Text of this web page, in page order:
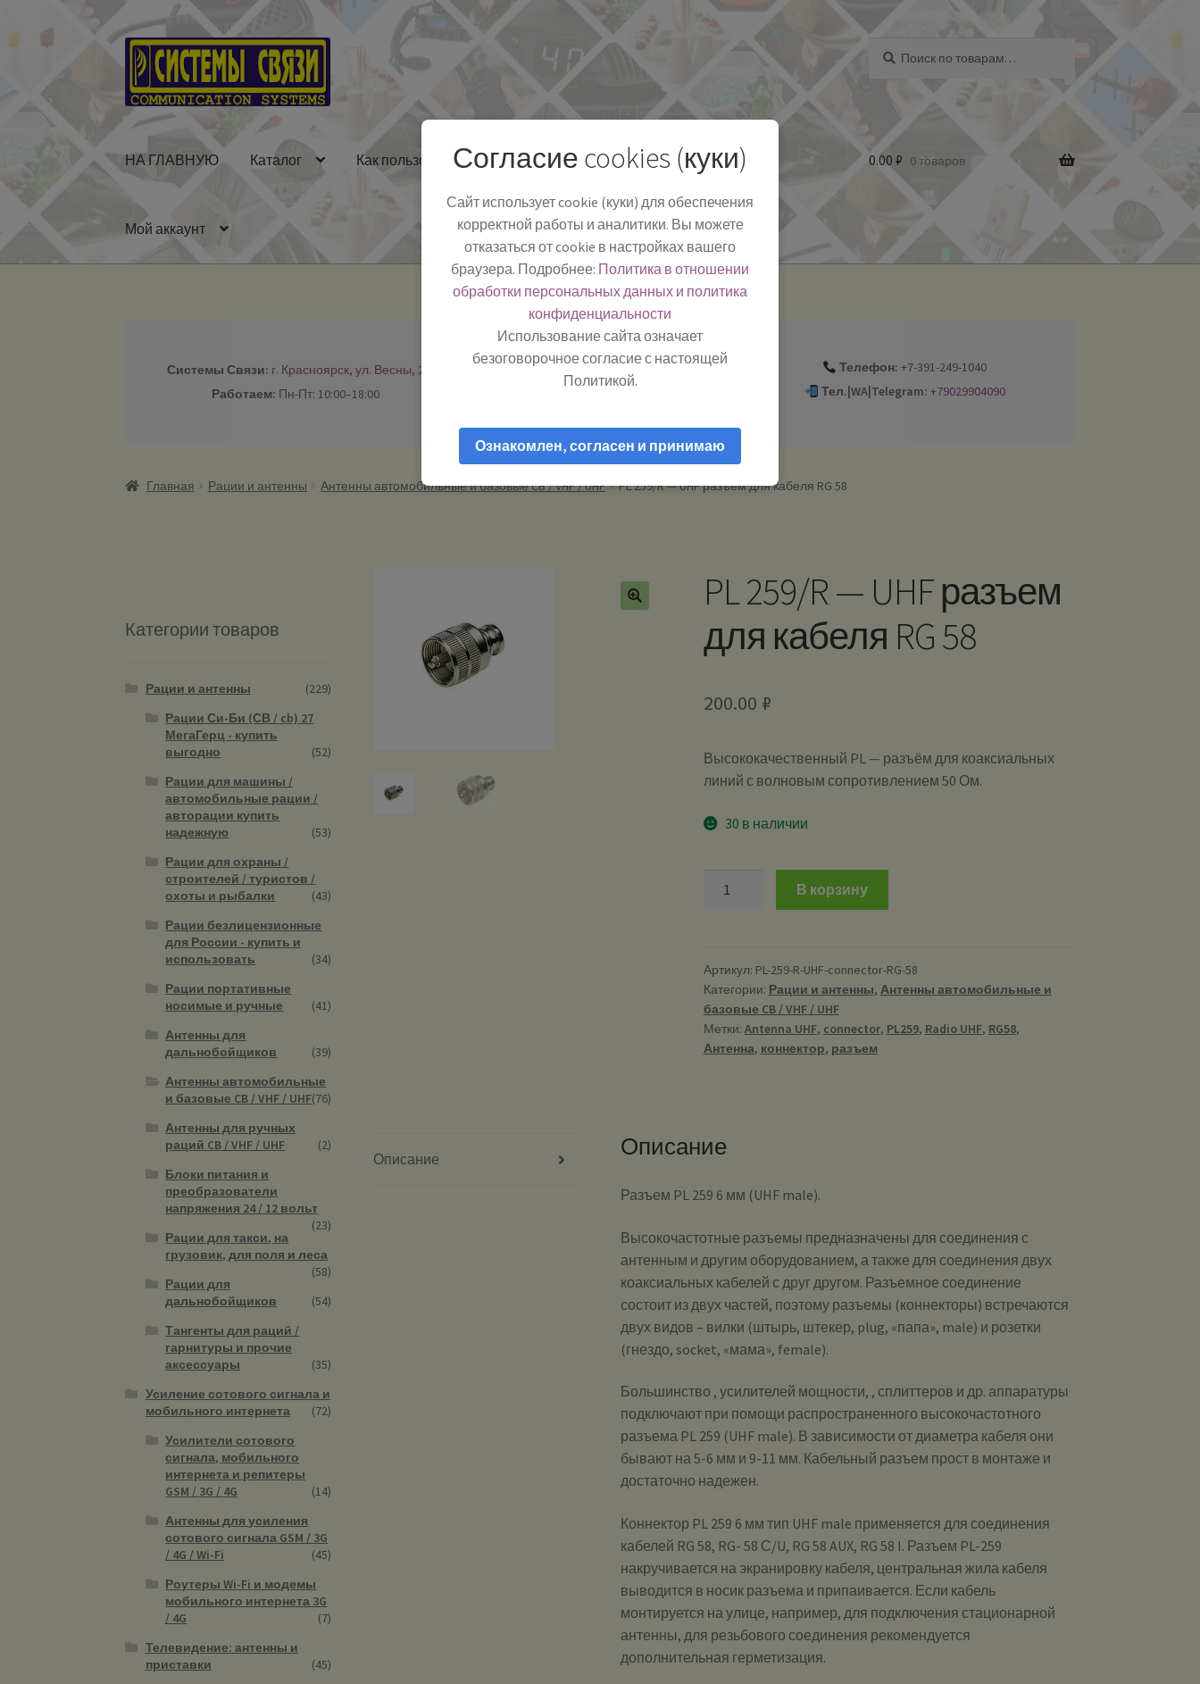
Перейти
к
навигации
Перейти
к
содержимому
НА ГЛАВНУЮ Каталог Как пользоваться Полезная информация БЛОГ
Мой аккаунт
0.00 ₽ 0 товаров
Системы Связи: г. Красноярск, ул. Весны, 2
Работаем: Пн-Пт: 10:00–18:00
-
Телефон: +7-391-249-1040
Тел.|WA|Telegram: +79029904090
Главная Рации и антенны Антенны автомобильные и базовые CB / VHF / UHF PL 259/R — UHF разъем для кабеля RG 58
PL 259/R — UHF разъем
для кабеля RG 58
200.00 ₽
Высококачественный PL — разъём для коаксиальных
линий с волновым сопротивлением 50 Ом.
30 в наличии
UHF
разъем
для
кабеля
RG
В корзину
Артикул: PL-259-R-UHF-connector-RG-58
Категории: Рации и антенны, Антенны автомобильные и
базовые CB / VHF / UHF
Метки: Antenna UHF, connector, PL259, Radio UHF, RG58,
Антенна, коннектор, разъем
Описание Описание
Разъем PL 259 6 мм (UHF male).
Высокочастотные разъемы предназначены для соединения с
антенным и другим оборудованием, а также для соединения двух
коаксиальных кабелей с друг другом. Разъемное соединение
состоит из двух частей, поэтому разъемы (коннекторы) встречаются
двух видов – вилки (штырь, штекер, plug, «папа», male) и розетки
(гнездо, socket, «мама», female).
Большинство , усилителей мощности, , сплиттеров и др. аппаратуры
подключают при помощи распространенного высокочастотного
разъема PL 259 (UHF male). В зависимости от диаметра кабеля они
бывают на 5-6 мм и 9-11 мм. Кабельный разъем прост в монтаже и
достаточно надежен.
Коннектор PL 259 6 мм тип UHF male применяется для соединения
кабелей RG 58, RG- 58 С/U, RG 58 AUX, RG 58 I. Разъем PL-259
накручивается на экранировку кабеля, центральная жила кабеля
выводится в носик разъема и припаивается. Если кабель
монтируется на улице, например, для подключения стационарной
антенны, для резьбового соединения рекомендуется
дополнительная герметизация.
Категории товаров
Рации и антенны
(229)
Рации Си-Би (СВ / cb) 27
МегаГерц - купить
выгодно
(52)
Рации для машины /
автомобильные рации /
авторации купить
надежную
(53)
Рации для охраны /
строителей / туристов /
охоты и рыбалки
(43)
Рации безлицензионные
для России - купить и
использовать
(34)
Рации портативные
носимые и ручные
(41)
Антенны для
дальнобойщиков
(39)
Антенны автомобильные
и базовые CB / VHF / UHF(76)
Антенны для ручных
раций CB / VHF / UHF
(2)
Блоки питания и
преобразователи
напряжения 24 / 12 вольт
(23)
Рации для такси, на
грузовик, для поля и леса
(58)
Рации для
дальнобойщиков
(54)
Тангенты для раций /
гарнитуры и прочие
аксессуары
(35)
Усиление сотового сигнала и
мобильного интернета
(72)
Усилители сотового
сигнала, мобильного
интернета и репитеры
GSM / 3G / 4G
(14)
Антенны для усиления
сотового сигнала GSM / 3G
/ 4G / Wi-Fi
(45)
Роутеры Wi-Fi и модемы
мобильного интернета 3G
/ 4G
(7)
Телевидение: антенны и
приставки
(45)
Согласие cookies (куки)
Сайт использует cookie (куки) для обеспечения
корректной работы и аналитики. Вы можете
отказаться от cookie в настройках вашего
браузера. Подробнее: Политика в отношении
обработки персональных данных и политика
конфиденциальности
Использование сайта означает
безоговорочное согласие с настоящей
Политикой.
Ознакомлен, согласен и принимаю